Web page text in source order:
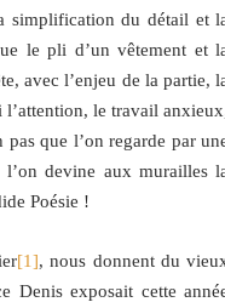
simplification du détail et
le pli d’un vêtement et
avec l’enjeu de la partie,
l’attention, le travail
que l’on regarde par
l’on devine aux murailles
Poésie !
[1], nous donnent du
Denis exposait cette